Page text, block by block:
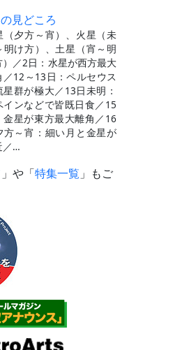
見どころ
（夕方～宵）、火星（未
明け方）、土星（宵～明
）／2日：水星が西方最大
／12～13日：ペルセウス
星群が極大／13日未明：
インなどで皆既日食／15
金星が東方最大離角／16
方～宵：細い月と金星が
／…
」や「特集一覧 」もご